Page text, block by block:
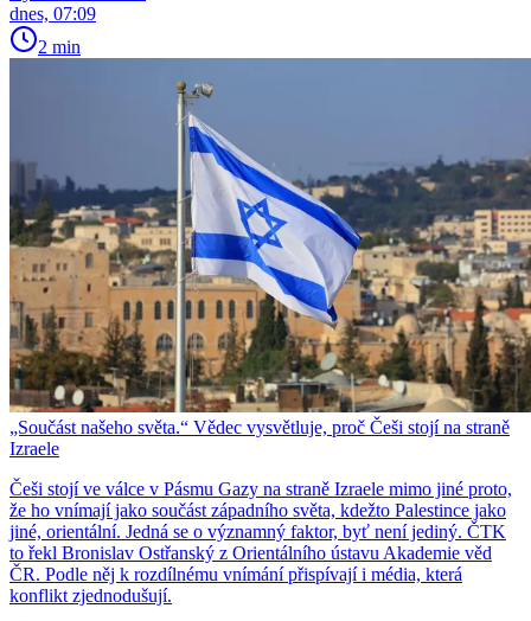
dnes, 07:09
2 min
„Součást našeho světa.“ Vědec vysvětluje, proč Češi stojí na straně
Izraele
Češi stojí ve válce v Pásmu Gazy na straně Izraele mimo jiné proto,
že ho vnímají jako součást západního světa, kdežto Palestince jako
jiné, orientální. Jedná se o významný faktor, byť není jediný. ČTK
to řekl Bronislav Ostřanský z Orientálního ústavu Akademie věd
ČR. Podle něj k rozdílnému vnímání přispívají i média, která
konflikt zjednodušují.